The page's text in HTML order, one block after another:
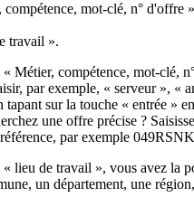
compétence, mot-clé, n° d'offre »
travail ».
Métier, compétence, mot-clé,
par exemple, « serveur », «
tapant sur la touche « entrée »
une offre précise ?
par exemple
lieu de travail », vous avez la
un département, une